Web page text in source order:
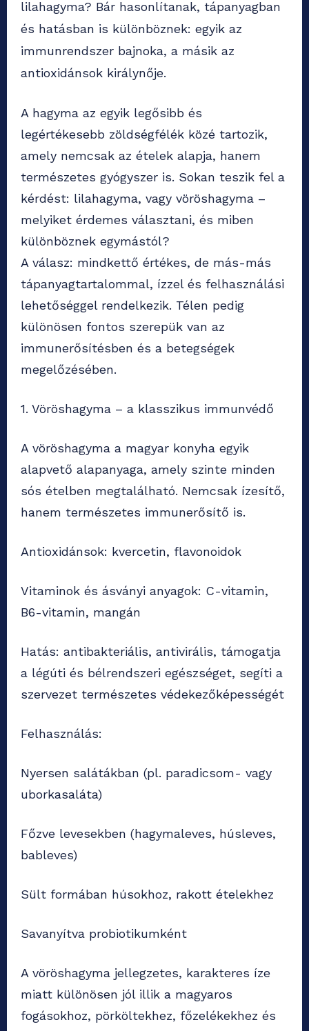
lilahagyma? Bár hasonlítanak, tápanyagban
és hatásban is különböznek: egyik az
immunrendszer bajnoka, a másik az
antioxidánsok királynője.
A hagyma az egyik legősibb és
legértékesebb zöldségfélék közé tartozik,
amely nemcsak az ételek alapja, hanem
természetes gyógyszer is. Sokan teszik fel a
kérdést: lilahagyma, vagy vöröshagyma –
melyiket érdemes választani, és miben
különböznek egymástól?
A válasz: mindkettő értékes, de más-más
tápanyagtartalommal, ízzel és felhasználási
lehetőséggel rendelkezik. Télen pedig
különösen fontos szerepük van az
immunerősítésben és a betegségek
megelőzésében.
1. Vöröshagyma – a klasszikus immunvédő
A vöröshagyma a magyar konyha egyik
alapvető alapanyaga, amely szinte minden
sós ételben megtalálható. Nemcsak ízesítő,
hanem természetes immunerősítő is.
Antioxidánsok: kvercetin, flavonoidok
Vitaminok és ásványi anyagok: C-vitamin,
B6-vitamin, mangán
Hatás: antibakteriális, antivirális, támogatja
a légúti és bélrendszeri egészséget, segíti a
szervezet természetes védekezőképességét
Felhasználás:
Nyersen salátákban (pl. paradicsom- vagy
uborkasaláta)
Főzve levesekben (hagymaleves, húsleves,
bableves)
Sült formában húsokhoz, rakott ételekhez
Savanyítva probiotikumként
A vöröshagyma jellegzetes, karakteres íze
miatt különösen jól illik a magyaros
fogásokhoz, pörköltekhez, főzelékekhez és